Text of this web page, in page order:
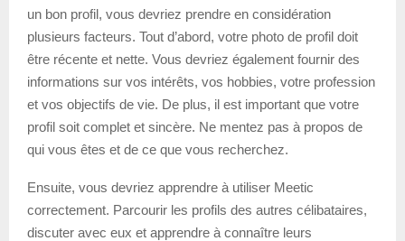
un bon profil, vous devriez prendre en considération
plusieurs facteurs. Tout d’abord, votre photo de profil doit
être récente et nette. Vous devriez également fournir des
informations sur vos intérêts, vos hobbies, votre profession
et vos objectifs de vie. De plus, il est important que votre
profil soit complet et sincère. Ne mentez pas à propos de
qui vous êtes et de ce que vous recherchez.
Ensuite, vous devriez apprendre à utiliser Meetic
correctement. Parcourir les profils des autres célibataires,
discuter avec eux et apprendre à connaître leurs